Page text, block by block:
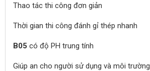
Thao tác thi công đơn giản
Thời gian thi công đánh gỉ thép nhanh
B05 có độ PH trung tính
Giúp an cho người sử dụng và môi trường